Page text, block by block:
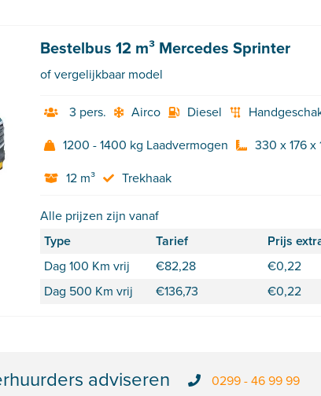
Bestelbus 12 m³ Mercedes Sprinter
of vergelijkbaar model
3 pers. Airco Diesel
1200 - 1400 kg Laadvermogen
330 x 176 x
12 m³
Trekhaak
Alle prijzen zijn vanaf
Type
Tarief
Prijs
Dag 100 Km vrij
€82,28 €0,22
Dag 500 Km vrij
€136,73 €0,22
adviseren
0299 - 46 99 99